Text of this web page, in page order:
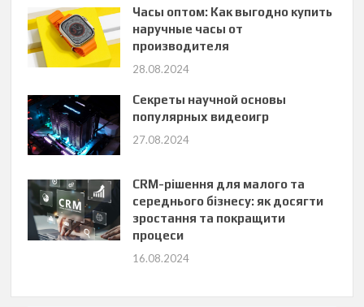
Часы оптом: Как выгодно купить
наручные часы от
производителя
28.08.2024
Секреты научной основы
популярных видеоигр
27.08.2024
CRM-рішення для малого та
середнього бізнесу: як досягти
зростання та покращити
процеси
16.08.2024